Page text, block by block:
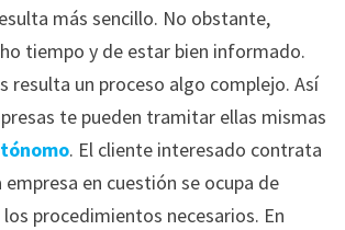
más sencillo. No obstante,
tiempo y de estar bien informado.
resulta un proceso algo complejo. Así
te pueden tramitar ellas mismas
. El cliente interesado contrata
empresa en cuestión se ocupa de
procedimientos necesarios. En